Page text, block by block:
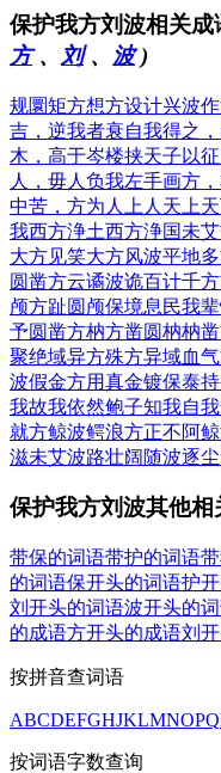
保护我方刘波相关成
方、 刘、 波)
规圜矩方想方设计兴波
吉，逆我者衰自我得之
木，高于岑楼挟天子以
人，毋人负我左手画方
中苦，方为人上人 天上
我西方浄土西方浄国未
大方见笑大方风波平地
圆凿方云谲波诡百计千方
颅方趾圆颅保境息民我
予圆凿方枘方凿圆枘枘
聚绝域异方殊方异域血
波假金方用真金镀保泰
我故我依然鲍子知我自
就方鲸波鳄浪方正不阿
滋未艾波路壮阔 随波逐尘
保护我方刘波其他相
带保的词语带护的词语
的词语保开头的词语护
刘开头的词语波开头的
的成语方开头的成语刘
按拼音查词语
ABCDEFGHJKLMNOPQ
按词语字数查询